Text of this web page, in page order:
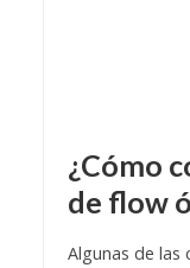
¿Cómo
de flow
Algunas de las